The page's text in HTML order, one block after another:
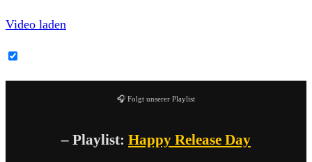
Video laden
🎧 Folgt unserer Playlist
– Playlist: Happy Release Day